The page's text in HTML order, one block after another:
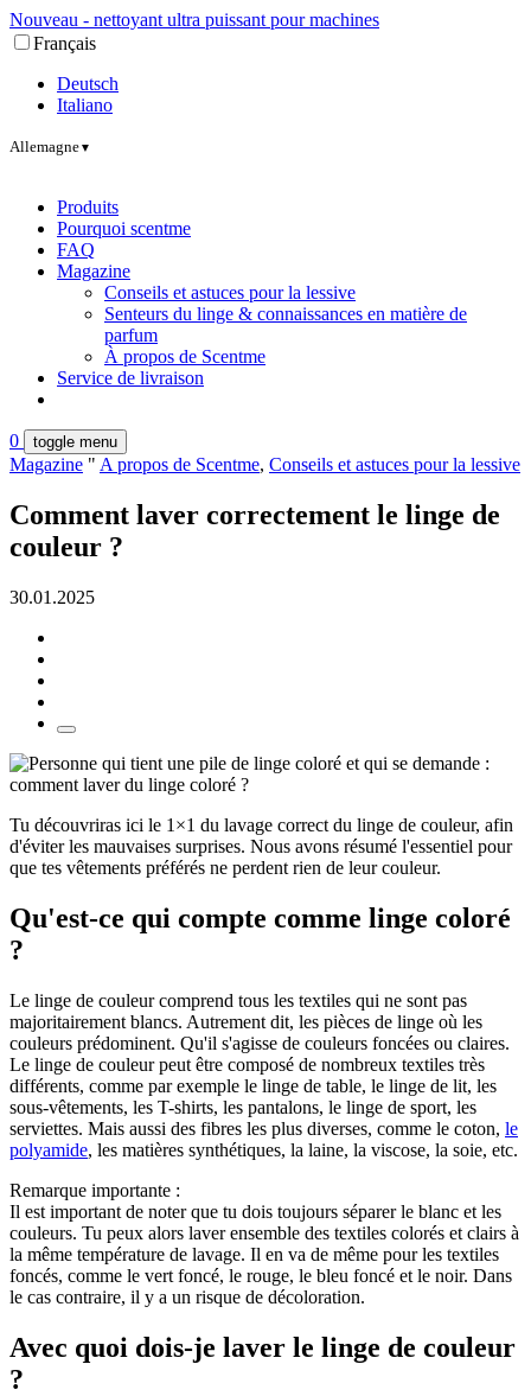
Nouveau - nettoyant ultra puissant pour machines
Français
Deutsch
Italiano
Allemagne▼
Produits
Pourquoi scentme
FAQ
Magazine
Conseils et astuces pour la lessive
Senteurs du linge & connaissances en matière de
parfum
À propos de Scentme
Service de livraison
0 toggle menu
Magazine " A propos de Scentme, Conseils et astuces pour la lessive
Comment laver correctement le linge de
couleur ?
30.01.2025
Tu découvriras ici le 1×1 du lavage correct du linge de couleur, afin
d'éviter les mauvaises surprises. Nous avons résumé l'essentiel pour
que tes vêtements préférés ne perdent rien de leur couleur.
Qu'est-ce qui compte comme linge coloré
?
Le linge de couleur comprend tous les textiles qui ne sont pas
majoritairement blancs. Autrement dit, les pièces de linge où les
couleurs prédominent. Qu'il s'agisse de couleurs foncées ou claires.
Le linge de couleur peut être composé de nombreux textiles très
différents, comme par exemple le linge de table, le linge de lit, les
sous-vêtements, les T-shirts, les pantalons, le linge de sport, les
serviettes. Mais aussi des fibres les plus diverses, comme le coton, le
polyamide, les matières synthétiques, la laine, la viscose, la soie, etc.
Remarque importante :
Il est important de noter que tu dois toujours séparer le blanc et les
couleurs. Tu peux alors laver ensemble des textiles colorés et clairs à
la même température de lavage. Il en va de même pour les textiles
foncés, comme le vert foncé, le rouge, le bleu foncé et le noir. Dans
le cas contraire, il y a un risque de décoloration.
Avec quoi dois-je laver le linge de couleur
?